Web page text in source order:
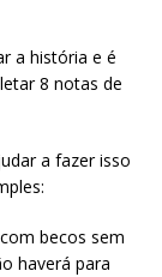
a história e é
8 notas de
a fazer isso
becos sem
haverá para